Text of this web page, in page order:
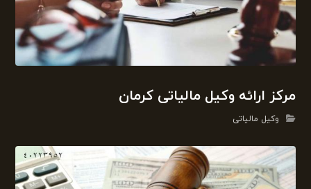
مرکز ارائه وکیل مالیاتی کرمان
وکیل مالیاتی